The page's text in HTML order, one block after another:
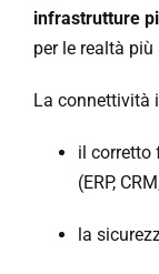
infrastrutture
per le realtà più
La connettività
il corretto
(ERP,
la